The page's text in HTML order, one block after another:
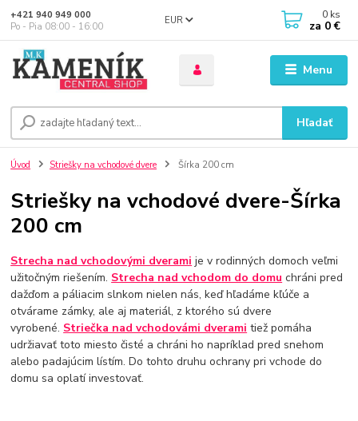
Menu
EUR
Hľadať
+421 940 949 000
Po - Pia 08:00 - 16:00
0 ks
za 0 €
Úvod Striešky na vchodové dvere Šírka 200 cm
Striešky na vchodové dvere-Šírka
200 cm
Strecha nad vchodovými dverami je v rodinných domoch veľmi
užitočným riešením. Strecha nad vchodom do domu chráni pred
dažďom a páliacim slnkom nielen nás, keď hľadáme kľúče a
otvárame zámky, ale aj materiál, z ktorého sú dvere
vyrobené. Striečka nad vchodovámi dverami tiež pomáha
udržiavať toto miesto čisté a chráni ho napríklad pred snehom
alebo padajúcim lístím. Do tohto druhu ochrany pri vchode do
domu sa oplatí investovať.